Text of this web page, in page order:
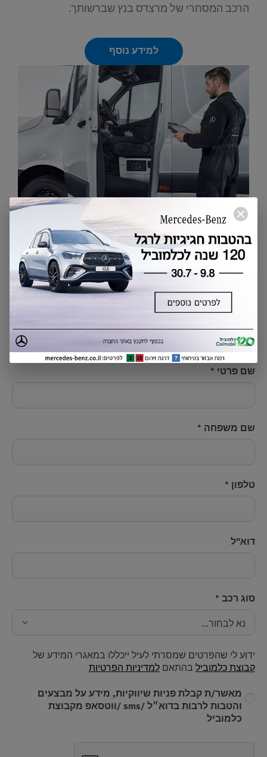
הרכב המסחרי של מרצדס בנץ שברשותך.
למידע נוסף
שליחת פנייה
שם פרטי *
שם משפחה *
טלפון *
דוא"ל
סוג רכב *
נא לבחור...
ידוע לי שהפרטים שמסרתי לעיל ייכללו במאגרי המידע של
קבוצת כלמוביל בהתאם למדיניות הפרטיות
מאשר/ת קבלת פניות שיווקיות, מידע על מבצעים
והטבות לרבות בדוא״ל /sms /ווטסאפ מקבוצת
כלמוביל